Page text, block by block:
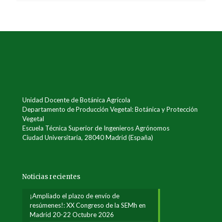
Unidad Docente de Botánica Agrícola
Departamento de Producción Vegetal: Botánica y Protección
Vegetal
Escuela Técnica Superior de Ingenieros Agrónomos
Ciudad Universitaria, 28040 Madrid (España)
Noticias recientes
¡Ampliado el plazo de envío de
resúmenes!: XX Congreso de la SEMh en
Madrid 20-22 Octubre 2026